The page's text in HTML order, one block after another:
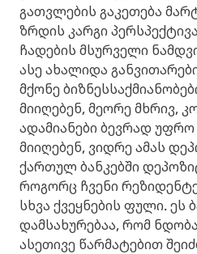
გათვლების გაკეთება
ზრდის კარგი
ჩადების მსურველი
ასე ახალიდა
მქონე
მიიღებენ, მეორე მხრივ,
ადამიანები ბევრად
მიიღებენ, ვიდრე ამას
ქართულ ბანკებში
როგორც ჩვენი
სხვა ქვეყნების ფული. ეს
დამსახურებაა, რომ
ასეთივე წარმატებით